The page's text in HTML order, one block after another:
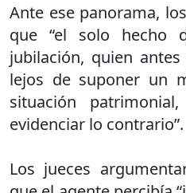
Ante ese panorama,
que “el solo hecho
jubilación, quien
lejos de suponer un
situación
evidenciar lo contrario”.
Los jueces